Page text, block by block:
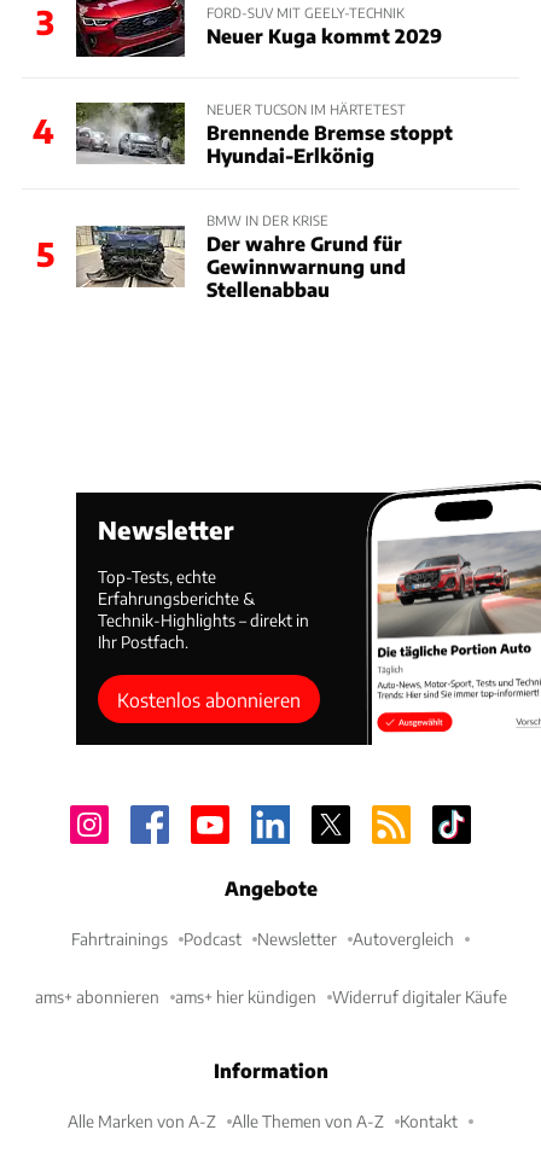
3 FORD-SUV MIT GEELY-TECHNIK
Neuer Kuga kommt 2029
4
NEUER TUCSON IM HÄRTETEST
Brennende Bremse stoppt
Hyundai-Erlkönig
5
BMW IN DER KRISE
Der wahre Grund für
Gewinnwarnung und
Stellenabbau
Newsletter
Top-Tests, echte
Erfahrungsberichte &
Technik-Highlights – direkt in
Ihr Postfach.
Kostenlos abonnieren
Angebote
Fahrtrainings Podcast Newsletter Autovergleich
ams+ abonnieren ams+ hier kündigen Widerruf digitaler Käufe
Information
Alle Marken von A-Z Alle Themen von A-Z Kontakt